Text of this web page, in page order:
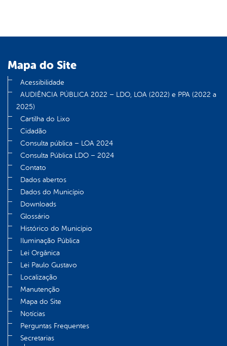
Mapa do Site
Acessibilidade
AUDIÊNCIA PÚBLICA 2022 – LDO, LOA (2022) e PPA (2022 a
2025)
Cartilha do Lixo
Cidadão
Consulta pública – LOA 2024
Consulta Pública LDO – 2024
Contato
Dados abertos
Dados do Município
Downloads
Glossário
Histórico do Município
Iluminação Pública
Lei Orgânica
Lei Paulo Gustavo
Localização
Manutenção
Mapa do Site
Notícias
Perguntas Frequentes
Secretarias